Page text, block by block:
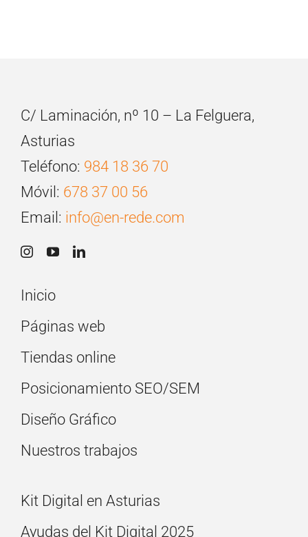
C/ Laminación, nº 10 – La Felguera,
Asturias
Teléfono: 984 18 36 70
Móvil: 678 37 00 56
Email: info@en-rede.com
Inicio
Páginas web
Tiendas online
Posicionamiento SEO/SEM
Diseño Gráfico
Nuestros trabajos
Kit Digital en Asturias
Ayudas del Kit Digital 2025